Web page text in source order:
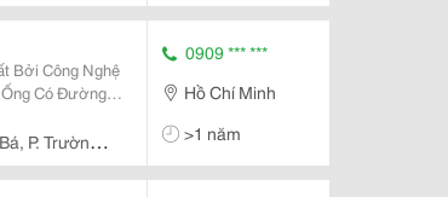
Bởi Công Nghệ
P. Trường
0909 *** ***
Hồ Chí Minh
>1 năm